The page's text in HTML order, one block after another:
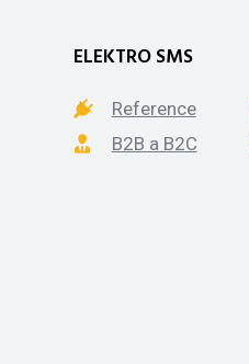
ELEKTRO SMS
Reference
B2B a B2C